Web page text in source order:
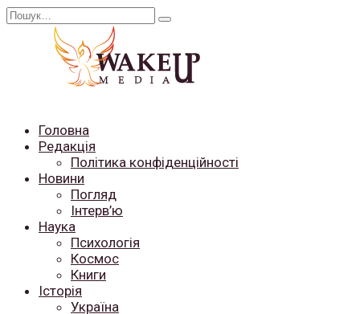
Перейти
Search
Головна
Редакція
Політика конфіденційності
Новини
Погляд
Інтерв’ю
Наука
Психологія
Космос
Книги
Історія
Україна